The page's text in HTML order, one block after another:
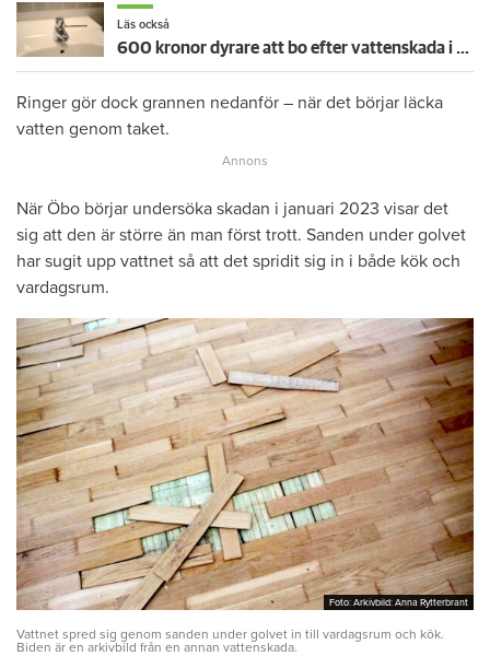
Läs också
600 kronor dyrare att bo efter vattenskada i Varberg
Ringer gör dock grannen nedanför – när det börjar läcka
vatten genom taket.
När Öbo börjar undersöka skadan i januari 2023 visar det
sig att den är större än man först trott. Sanden under golvet
har sugit upp vattnet så att det spridit sig in i både kök och
vardagsrum.
Foto: Arkivbild: Anna Rytterbrant
Foto: Arkivbild: Anna Rytterbrant
Vattnet spred sig genom sanden under golvet in till vardagsrum och kök.
Biden är en arkivbild från en annan vattenskada.